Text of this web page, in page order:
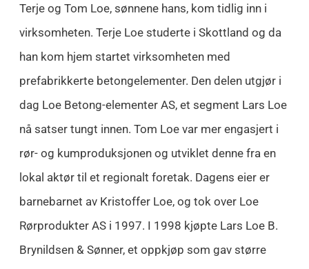
Terje og Tom Loe, sønnene hans, kom tidlig inn i
virksomheten. Terje Loe studerte i Skottland og da
han kom hjem startet virksomheten med
prefabrikkerte betongelementer. Den delen utgjør i
dag Loe Betong-elementer AS, et segment Lars Loe
nå satser tungt innen. Tom Loe var mer engasjert i
rør- og kumproduksjonen og utviklet denne fra en
lokal aktør til et regionalt foretak. Dagens eier er
barnebarnet av Kristoffer Loe, og tok over Loe
Rørprodukter AS i 1997. I 1998 kjøpte Lars Loe B.
Brynildsen & Sønner, et oppkjøp som gav større